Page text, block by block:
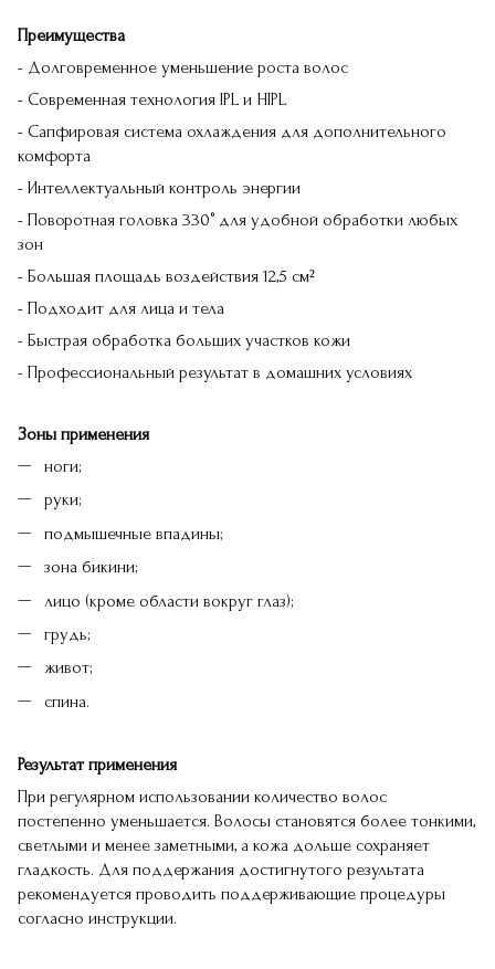
Преимущества
- Долговременное уменьшение роста волос
- Современная технология IPL и HIPL
- Сапфировая система охлаждения для дополнительного
комфорта
- Интеллектуальный контроль энергии
- Поворотная головка 330° для удобной обработки любых
зон
- Большая площадь воздействия 12,5 см²
- Подходит для лица и тела
- Быстрая обработка больших участков кожи
- Профессиональный результат в домашних условиях
Зоны применения
ноги;
руки;
подмышечные впадины;
зона бикини;
лицо (кроме области вокруг глаз);
грудь;
живот;
спина.
Результат применения
При регулярном использовании количество волос
постепенно уменьшается. Волосы становятся более тонкими,
светлыми и менее заметными, а кожа дольше сохраняет
гладкость. Для поддержания достигнутого результата
рекомендуется проводить поддерживающие процедуры
согласно инструкции.